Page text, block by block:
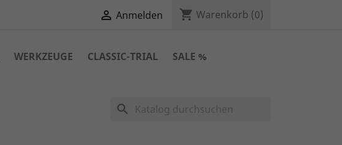
 Anmelden shopping_cart Warenkorb (0)
WERKZEUGE CLASSIC-TRIAL
SALE %
search